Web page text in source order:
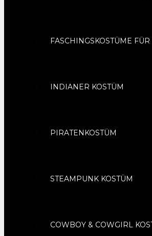
FASCHINGSKOSTÜME
INDIANER KOSTÜM
PIRATENKOSTÜM
STEAMPUNK KOSTÜM
COWBOY & COWGIRL